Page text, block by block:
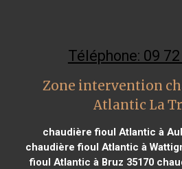
Téléphone: 09
Zone intervention
Atlantic La
chaudière fioul Atlantic à
chaudière fioul Atlantic à
fioul Atlantic à Bruz 35170